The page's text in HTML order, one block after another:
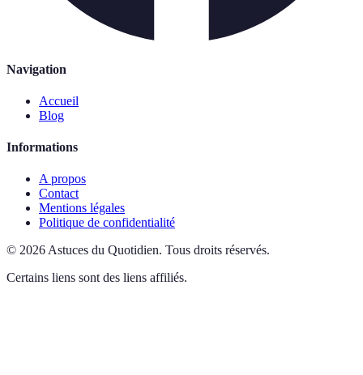
Navigation
Accueil
Blog
Informations
A propos
Contact
Mentions légales
Politique de confidentialité
© 2026 Astuces du Quotidien. Tous droits réservés.
Certains liens sont des liens affiliés.